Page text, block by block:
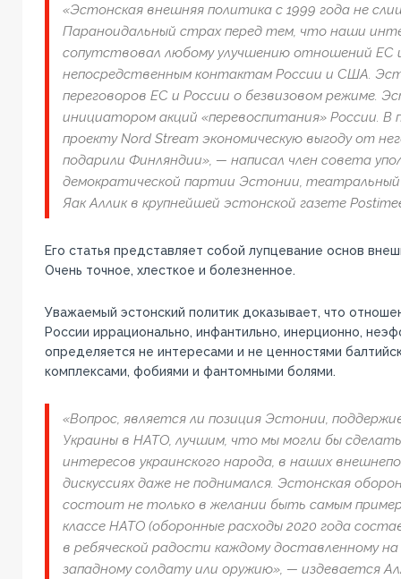
«Эстонская внешняя политика с 1999 года не
Параноидальный страх перед тем, что наши
сопутствовал любому улучшению отношений ЕС
непосредственным контактам России и США.
переговоров ЕС и России о безвизовом режиме.
инициатором акций «перевоспитания» России.
проекту Nord Stream экономическую выгоду от
подарили Финляндии», — написал член совета
демократической партии Эстонии,
Яак Аллик в крупнейшей эстонской газете
Его статья представляет собой лупцевание основ
Очень точное, хлесткое и болезненное.
Уважаемый эстонский политик доказывает, что
России иррационально, инфантильно, инерционно,
определяется не интересами и не ценностями
комплексами, фобиями и фантомными болями.
«Вопрос, является ли позиция Эстонии,
Украины в НАТО, лучшим, что мы могли бы
интересов украинского народа, в наших
дискуссиях даже не поднимался. Эстонская
состоит не только в желании быть самым
классе НАТО (оборонные расходы 2020 года
в ребяческой радости каждому доставленному
западному солдату или оружию», — издевается